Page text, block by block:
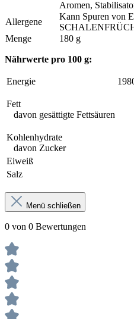
Aromen,
Allergene
Kann Spuren von
Menge
180 g
Nährwerte pro 100 g:
Energie
Fett
davon gesättigte Fettsäuren
Kohlenhydrate
davon Zucker
Eiweiß
Salz
Menü schließen
0 von 0 Bewertungen